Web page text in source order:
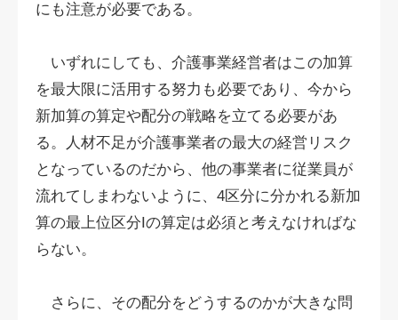
にも注意が必要である。
いずれにしても、介護事業経営者はこの加算
を最大限に活用する努力も必要であり、今から
新加算の算定や配分の戦略を立てる必要があ
る。人材不足が介護事業者の最大の経営リスク
となっているのだから、他の事業者に従業員が
流れてしまわないように、4区分に分かれる新加
算の最上位区分Iの算定は必須と考えなければな
らない。
さらに、その配分をどうするのかが大きな問